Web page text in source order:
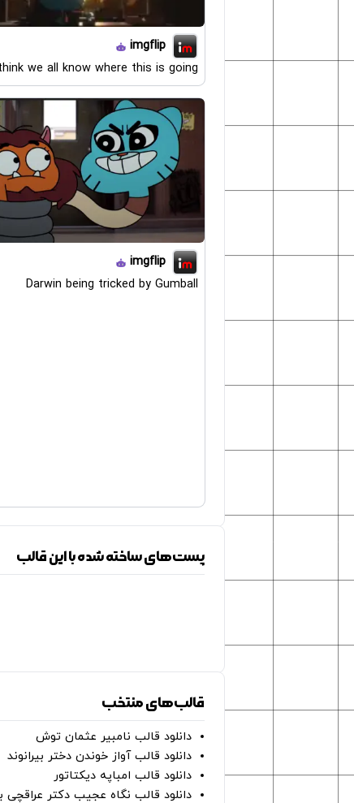
imgflip
we all know where this is going
imgflip
Darwin being tricked by Gumball
پست‌های ساخته شده با این قالب
قالب‌های منتخب
دانلود قالب نامبیر عثمان ‌توش
دانلود قالب آواز خوندن دختر بیرانوند
دانلود قالب امباپه دیکتاتور
دانلود قالب نگاه عجیب دکتر عراقچی